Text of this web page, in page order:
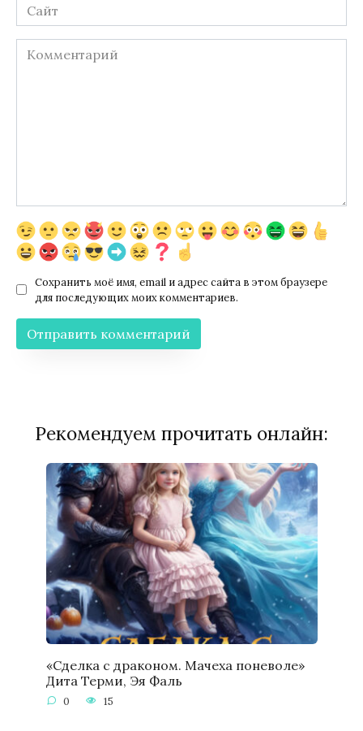
Сайт
Комментарий
Сохранить моё имя, email и адрес сайта в этом браузере
для последующих моих комментариев.
Рекомендуем прочитать онлайн:
«Сделка с драконом. Мачеха поневоле»
Дита Терми, Эя Фаль
0 15